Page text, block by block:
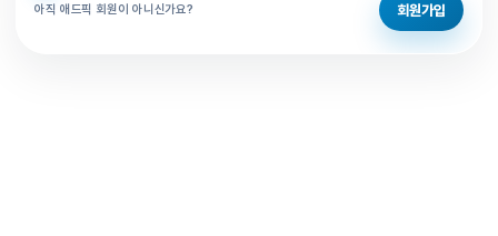
아직 애드픽 회원이 아니신가요? 회원가입